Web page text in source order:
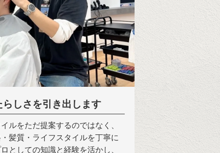
しさを引き出します
ルをただ提案するのではなく、
髪質・ライフスタイルを丁寧に
としての知識と経験を活かし、